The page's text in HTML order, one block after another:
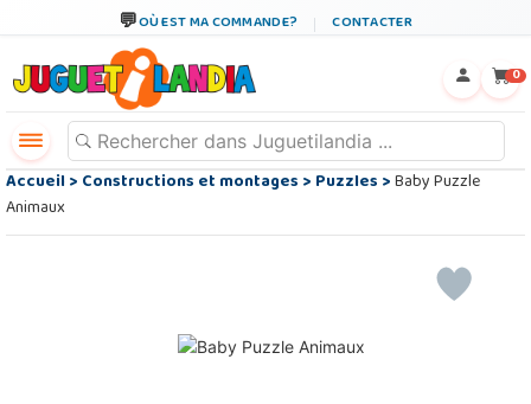
OÙ EST MA COMMANDE? CONTACTER
0
Accueil>Constructions et montages>Puzzles>Baby Puzzle
Animaux